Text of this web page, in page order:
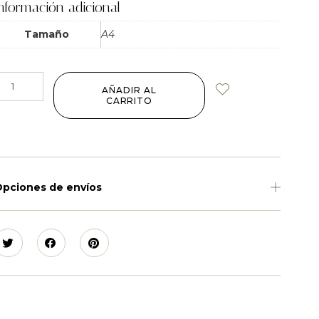
adicional
Tamaño A4
AÑADIR AL
CARRITO
de envíos